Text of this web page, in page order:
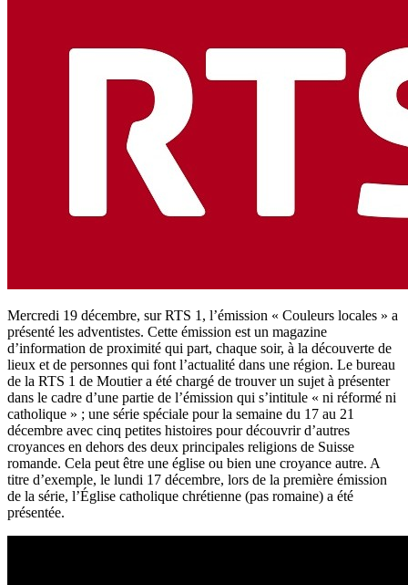
Mercredi 19 décembre, sur RTS 1, l’émission « Couleurs locales » a
présenté les adventistes. Cette émission est un magazine
d’information de proximité qui part, chaque soir, à la découverte de
lieux et de personnes qui font l’actualité dans une région. Le bureau
de la RTS 1 de Moutier a été chargé de trouver un sujet à présenter
dans le cadre d’une partie de l’émission qui s’intitule « ni réformé ni
catholique » ; une série spéciale pour la semaine du 17 au 21
décembre avec cinq petites histoires pour découvrir d’autres
croyances en dehors des deux principales religions de Suisse
romande. Cela peut être une église ou bien une croyance autre. A
titre d’exemple, le lundi 17 décembre, lors de la première émission
de la série, l’Église catholique chrétienne (pas romaine) a été
présentée.